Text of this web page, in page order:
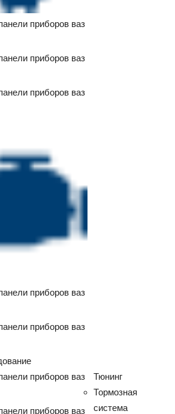
Тюнинг
Тормозная
система